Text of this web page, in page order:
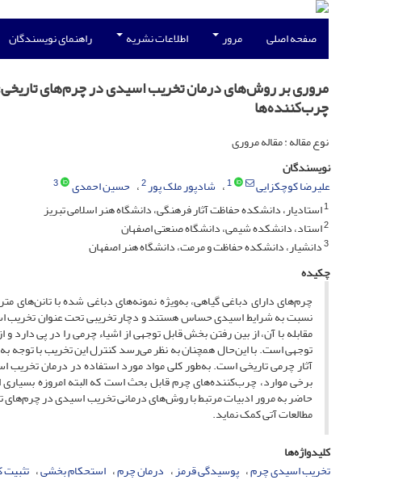
صفحه اصلی مرور اطلاعات نشریه راهنمای نویسندگان
مروری بر روش‌های درمان تخریب اسیدی در چرم‌های
چرب‌کننده‌ها
نوع مقاله : مقاله مروری
نویسندگان
علیرضا کوچکزایی
1 شادپور ملک پور2 حسین احمدی
3
1استادیار، دانشکده حفاظت آثار فرهنگی، دانشگاه هنر اسلامی تبریز
2استاد، دانشکده شیمی، دانشگاه صنعتی اصفهان
3دانشیار، دانشکده حفاظت و مرمت، دانشگاه هنر اصفهان
چکیده
چرم‌های دارای دباغی گیاهی، به‌ویژه نمونه‌های دباغی شده با تانن‌های
نسبت به شرایط اسیدی حساس هستند و دچار تخریبی تحت عنوان تخریب
مقابله با آن، از بین رفتن بخش قابل توجهی از اشیاء چرمی را در پی دارد و
توجهی است. با این‌حال همچنان به نظر می‌رسد کنترل این تخریب با
آثار چرمی تاریخی است. به‌طور کلی مواد مورد استفاده در درمان
برخی موارد، چرب‌کننده‌های چرم قابل بحث است که البته امروزه
حاضر به مرور ادبیات مرتبط با روش‌های درمانی تخریب اسیدی در
مطالعات آتی کمک نماید.
کلیدواژه‌ها
تخریب اسیدی چرم پوسیدگی قرمز درمان چرم استحکام بخشی تثبیت